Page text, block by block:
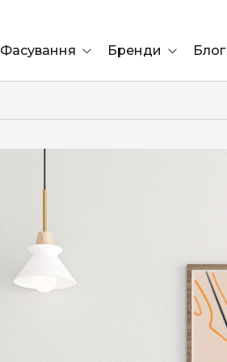
Фасування Бренди Блог